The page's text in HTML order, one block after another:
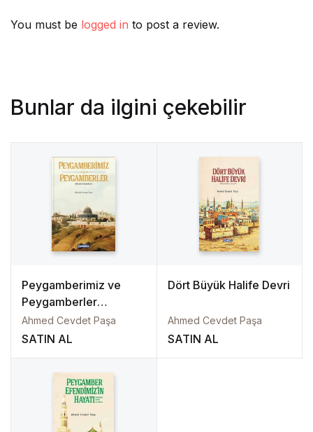
You must be logged in to post a review.
Bunlar da ilgini çekebilir
Peygamberimiz ve
Peygamberler
(Aleyhimüsselam)
Ahmed Cevdet Paşa
SATIN AL
Dört Büyük Halife Devri
Ahmed Cevdet Paşa
SATIN AL